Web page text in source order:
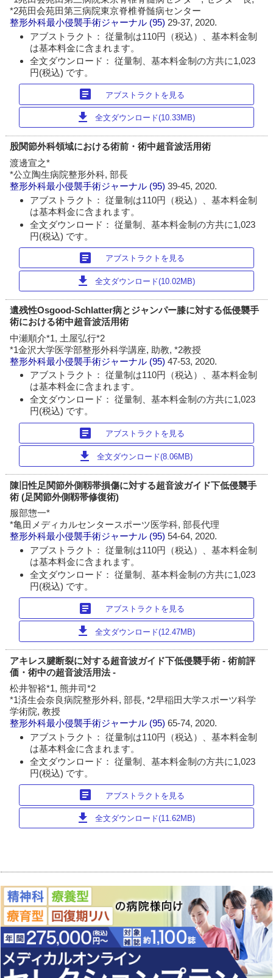
*2苑田会苑田第三病院東京脊椎脊髄病センター
整形外科最小侵襲手術ジャーナル (95) 29-37, 2020.
アブストラクト： 従量制は110円（税込）、基本料金制
は基本料金に含まれます。
全文ダウンロード： 従量制、基本料金制の方共に1,023
円(税込) です。
article アブストラクトを見る
download 全文ダウンロード(10.33MB)
股関節外科領域における術前・術中超音波活用術
渡邊宣之*
*公立陶生病院整形外科, 部長
整形外科最小侵襲手術ジャーナル (95)39-45, 2020.
アブストラクト： 従量制は110円（税込）、基本料金制
は基本料金に含まれます。
全文ダウンロード： 従量制、基本料金制の方共に1,023
円(税込) です。
article アブストラクトを見る
download 全文ダウンロード(10.02MB)
遺残性Osgood-Schlatter病とジャンパー膝に対する低侵襲手
術における術中超音波活用術
中瀬順介*1, 土屋弘行*2
*1金沢大学医学部整形外科学講座, 助教, *2教授
整形外科最小侵襲手術ジャーナル (95)47-53, 2020.
アブストラクト： 従量制は110円（税込）、基本料金制
は基本料金に含まれます。
全文ダウンロード： 従量制、基本料金制の方共に1,023
円(税込) です。
article アブストラクトを見る
download 全文ダウンロード(8.06MB)
陳旧性足関節外側靱帯損傷に対する超音波ガイド下低侵襲手
術 (足関節外側靱帯修復術)
服部惣一*
*亀田メディカルセンタースポーツ医学科, 部長代理
整形外科最小侵襲手術ジャーナル (95)54-64, 2020.
アブストラクト： 従量制は110円（税込）、基本料金制
は基本料金に含まれます。
全文ダウンロード： 従量制、基本料金制の方共に1,023
円(税込) です。
article アブストラクトを見る
download 全文ダウンロード(12.47MB)
アキレス腱断裂に対する超音波ガイド下低侵襲手術 - 術前評
価・術中の超音波活用法 -
松井智裕*1, 熊井司*2
*1済生会奈良病院整形外科, 部長, *2早稲田大学スポーツ科学
学術院, 教授
整形外科最小侵襲手術ジャーナル (95)65-74, 2020.
アブストラクト： 従量制は110円（税込）、基本料金制
は基本料金に含まれます。
全文ダウンロード： 従量制、基本料金制の方共に1,023
円(税込) です。
article アブストラクトを見る
download 全文ダウンロード(11.62MB)